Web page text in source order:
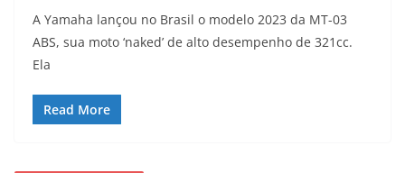
A Yamaha lançou no Brasil o modelo 2023 da MT-03
ABS, sua moto ‘naked’ de alto desempenho de 321cc.
Ela
Read More